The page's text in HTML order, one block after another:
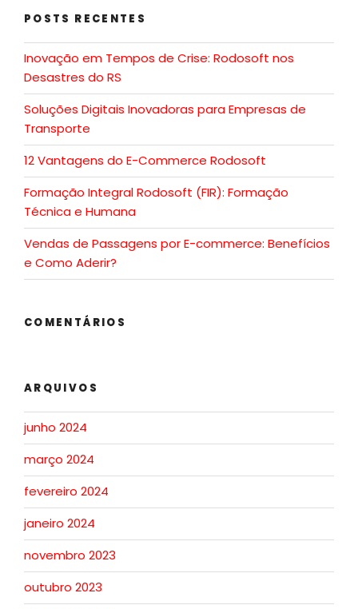
POSTS RECENTES
Inovação em Tempos de Crise: Rodosoft nos
Desastres do RS
Soluções Digitais Inovadoras para Empresas de
Transporte
12 Vantagens do E-Commerce Rodosoft
Formação Integral Rodosoft (FIR): Formação
Técnica e Humana
Vendas de Passagens por E-commerce: Benefícios
e Como Aderir?
COMENTÁRIOS
ARQUIVOS
junho 2024
março 2024
fevereiro 2024
janeiro 2024
novembro 2023
outubro 2023